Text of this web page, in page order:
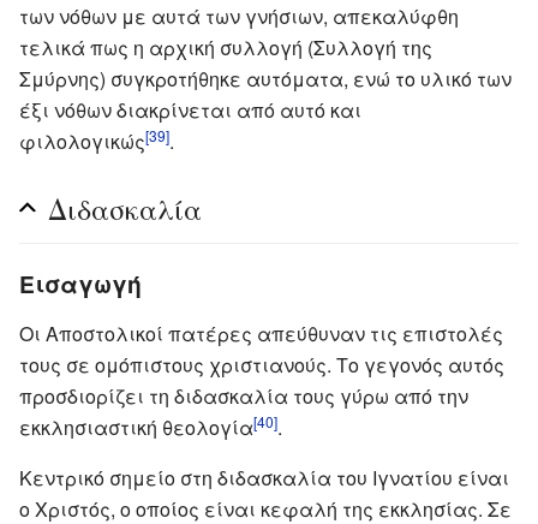
των νόθων με αυτά των γνήσιων, απεκαλύφθη
τελικά πως η αρχική συλλογή (Συλλογή της
Σμύρνης) συγκροτήθηκε αυτόματα, ενώ το υλικό των
έξι νόθων διακρίνεται από αυτό και
φιλολογικώς[39].
Διδασκαλία
Εισαγωγή
Οι Αποστολικοί πατέρες απεύθυναν τις επιστολές
τους σε ομόπιστους χριστιανούς. Το γεγονός αυτός
προσδιορίζει τη διδασκαλία τους γύρω από την
εκκλησιαστική θεολογία[40].
Κεντρικό σημείο στη διδασκαλία του Ιγνατίου είναι
ο Χριστός, ο οποίος είναι κεφαλή της εκκλησίας. Σε